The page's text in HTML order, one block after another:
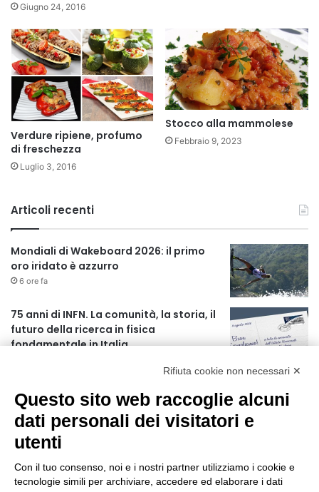
Giugno 24, 2016
Verdure ripiene, profumo
di freschezza
Luglio 3, 2016
Stocco alla mammolese
Febbraio 9, 2023
Articoli recenti
Mondiali di Wakeboard 2026: il primo
oro iridato è azzurro
6 ore fa
75 anni di INFN. La comunità, la storia, il
futuro della ricerca in fisica
fondamentale in Italia
“La Calabria ti fa compagnia”
1 giorno fa
AIFA: Rapporto OsMed 2025 sull’uso dei
farmaci in Italia
2 giorni fa
Rifiuta cookie non necessari ✕
Questo sito web raccoglie alcuni
dati personali dei visitatori e
utenti
Con il tuo consenso, noi e i nostri partner utilizziamo i cookie e
tecnologie simili per archiviare, accedere ed elaborare i dati